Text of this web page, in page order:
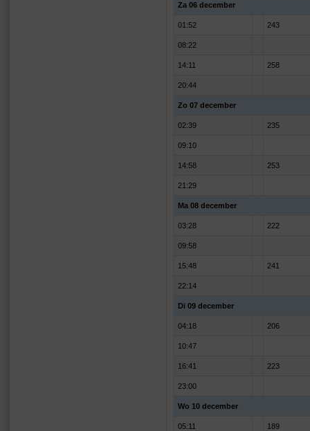
Za 06 december
01:52 243
08:22
14:11 258
20:44
Zo 07 december
02:39 235
09:10
14:58 253
21:29
Ma 08 december
03:28 222
09:58
15:48 241
22:14
Di 09 december
04:18 206
10:47
16:41 223
23:00
Wo 10 december
05:11 189